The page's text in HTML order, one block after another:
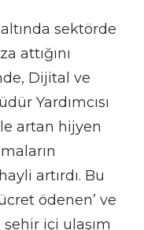
altında sektörde
attığını
Dijital ve
Yardımcısı
artan hijyen
artırdı. Bu
ödenen’ ve
şehir içi ulaşım